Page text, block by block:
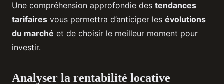
Une compréhension approfondie des tendances
tarifaires vous permettra d’anticiper les évolutions
du marché et de choisir le meilleur moment pour
investir.
Analyser la rentabilité locative